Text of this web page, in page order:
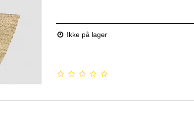
Ikke på lager